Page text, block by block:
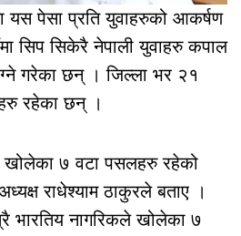
यस पेसा प्रति युवाहरुको आकर्षण
सिप सिकेरै नेपाली युवाहरु कपाल
गरेका छन् । जिल्ला भर २१
रहेका छन् ।
खोलेका ७ वटा पसलहरु रहेको
राधेश्याम ठाकुरले बताए ।
भारतिय नागरिकले खोलेका ७